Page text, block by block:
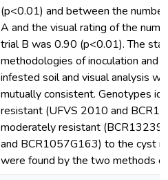
(p<0.01) and between the
A and the visual rating of the
trial B was 0.90 (p<0.01). The
methodologies of inoculation and
infested soil and visual analysis
mutually consistent. Genotypes
resistant (UFVS 2010 and
moderately resistant
and BCR1057G163) to the cyst
were found by the two methods